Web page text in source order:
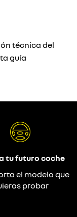
técnica del
guía
tu futuro coche
el modelo que
probar